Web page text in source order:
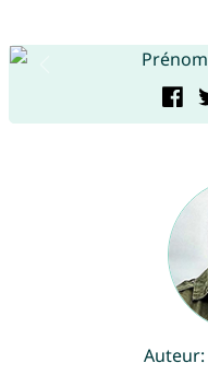
Auteur: